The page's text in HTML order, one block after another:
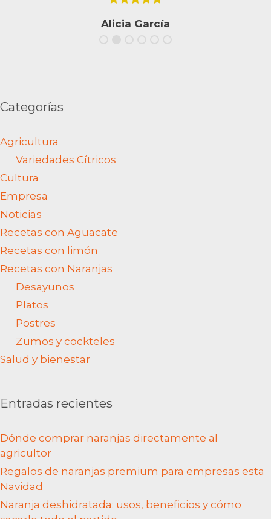
Alicia García
Categorías
Agricultura
Variedades Cítricos
Cultura
Empresa
Noticias
Recetas con Aguacate
Recetas con limón
Recetas con Naranjas
Desayunos
Platos
Postres
Zumos y cockteles
Salud y bienestar
Entradas recientes
Dónde comprar naranjas directamente al
agricultor
Regalos de naranjas premium para empresas esta
Navidad
Naranja deshidratada: usos, beneficios y cómo